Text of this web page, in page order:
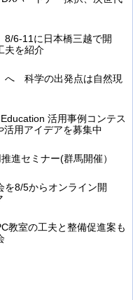
8/6-11に日本橋三越で開
夫を紹介
へ 科学の出発点は自然現
活用事例コンテス
用アイデアを募集中
進セミナー(群馬開催）
を8/5からオンライン開
教室の工夫と整備促進案も